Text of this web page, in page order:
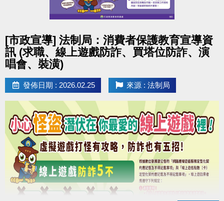
[市政宣導] 法制局：消費者保護教育宣導資
訊 (求職、線上遊戲防詐、買塔位防詐、演
唱會、裝潢)
發佈日期 : 2026.02.25 來源 : 法制局